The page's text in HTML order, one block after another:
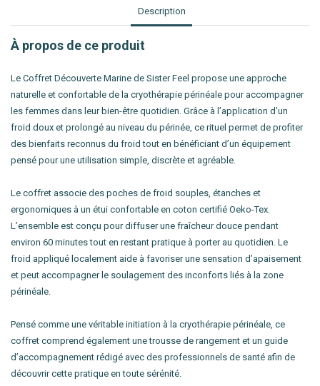
Description
À propos de ce produit
Le Coffret Découverte Marine de Sister Feel propose une approche
naturelle et confortable de la cryothérapie périnéale pour accompagner
les femmes dans leur bien-être quotidien. Grâce à l’application d’un
froid doux et prolongé au niveau du périnée, ce rituel permet de profiter
des bienfaits reconnus du froid tout en bénéficiant d’un équipement
pensé pour une utilisation simple, discrète et agréable.
Le coffret associe des poches de froid souples, étanches et
ergonomiques à un étui confortable en coton certifié Oeko-Tex.
L’ensemble est conçu pour diffuser une fraîcheur douce pendant
environ 60 minutes tout en restant pratique à porter au quotidien. Le
froid appliqué localement aide à favoriser une sensation d’apaisement
et peut accompagner le soulagement des inconforts liés à la zone
périnéale.
Pensé comme une véritable initiation à la cryothérapie périnéale, ce
coffret comprend également une trousse de rangement et un guide
d’accompagnement rédigé avec des professionnels de santé afin de
découvrir cette pratique en toute sérénité.